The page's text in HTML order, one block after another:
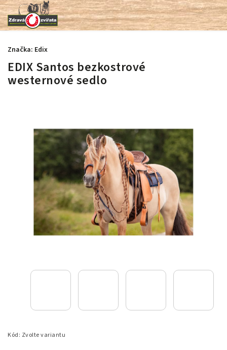
EDIX Santos bezkostrové
westernové sedlo
Kód: Zvolte variantu
Značka: Edix